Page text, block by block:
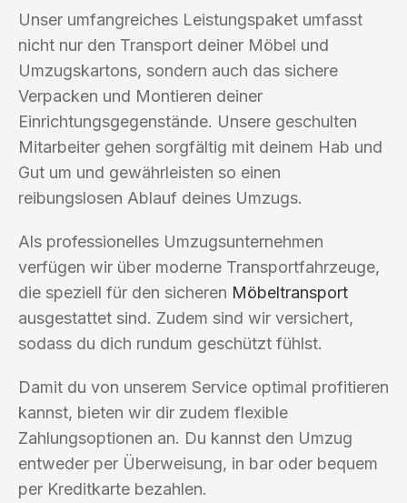
Unser umfangreiches Leistungspaket umfasst
nicht nur den Transport deiner Möbel und
Umzugskartons, sondern auch das sichere
Verpacken und Montieren deiner
Einrichtungsgegenstände. Unsere geschulten
Mitarbeiter gehen sorgfältig mit deinem Hab und
Gut um und gewährleisten so einen
reibungslosen Ablauf deines Umzugs.
Als professionelles Umzugsunternehmen
verfügen wir über moderne Transportfahrzeuge,
die speziell für den sicheren Möbeltransport
ausgestattet sind. Zudem sind wir versichert,
sodass du dich rundum geschützt fühlst.
Damit du von unserem Service optimal profitieren
kannst, bieten wir dir zudem flexible
Zahlungsoptionen an. Du kannst den Umzug
entweder per Überweisung, in bar oder bequem
per Kreditkarte bezahlen.